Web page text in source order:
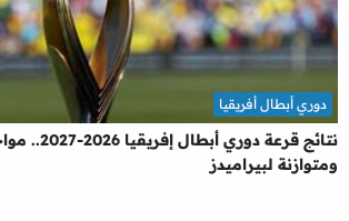
نتائج قرعة
ومتوازنة لبيراميدز
دوري أبطال أفريقيا